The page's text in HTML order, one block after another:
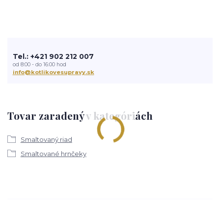
Tovar zaradený v kategóriách
Smaltovaný riad
Smaltované hrnčeky
Tel.: +421 902 212 007
od 8:00 - do 16:00 hod
info@kotlikovesupravy.sk